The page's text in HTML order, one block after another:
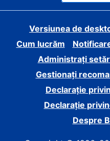
Versiunea de
Cum lucrăm
Administrați
Gestionați
Declarație
Declarație
Despre